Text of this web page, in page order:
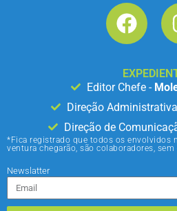
Editor Chefe -
Direção
Direção de
*Fica registrado que todos os envolvidos
ventura chegarão, são colaboradores,
Newslatter